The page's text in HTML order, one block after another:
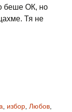
беше ОК, но
Тя не
избор Любов